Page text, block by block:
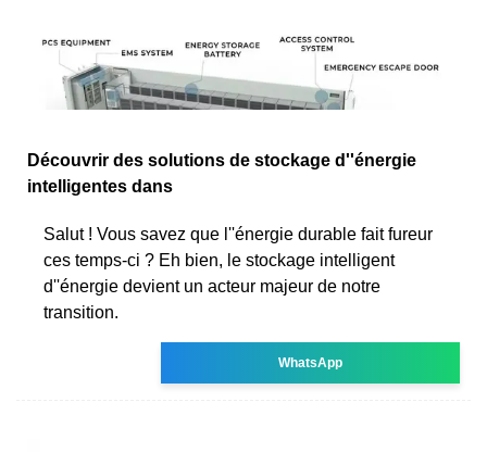
Découvrir des solutions de stockage d''énergie
intelligentes dans
Salut ! Vous savez que l''énergie durable fait fureur
ces temps-ci ? Eh bien, le stockage intelligent
d''énergie devient un acteur majeur de notre
transition.
WhatsApp